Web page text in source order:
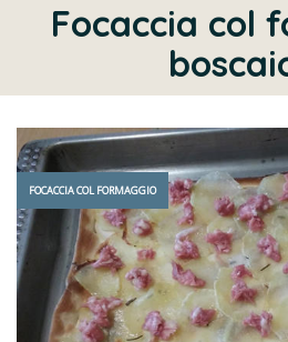
Focaccia col
FOCACCIA COL FORMAGGIO